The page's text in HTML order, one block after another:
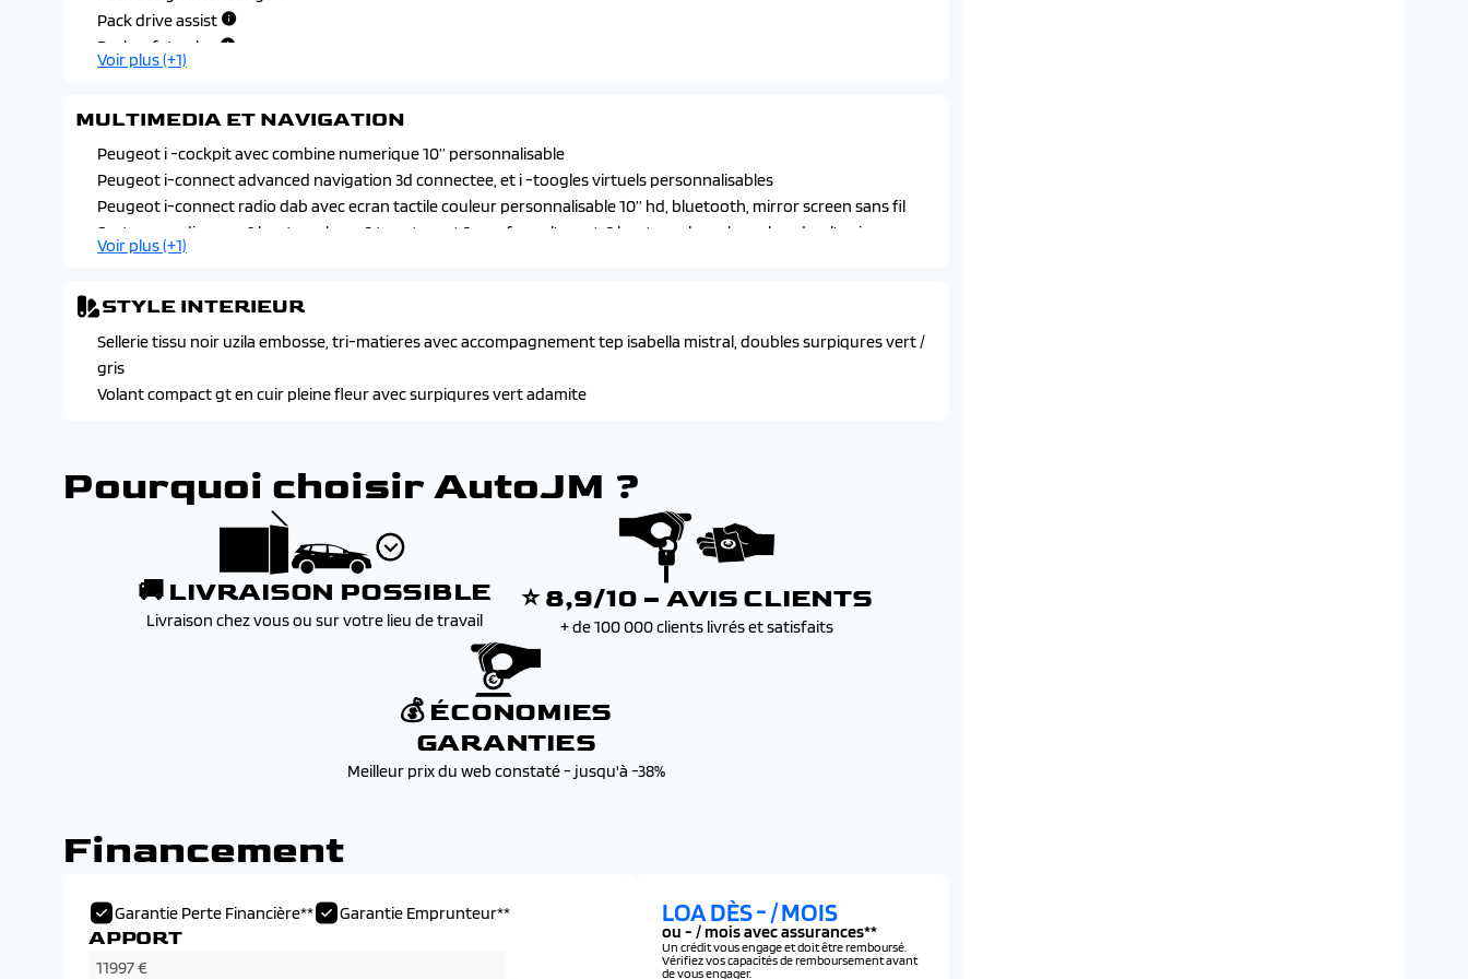
Pack drive assist
Pack safety plus
Voir plus (+1)
MULTIMEDIA ET NAVIGATION
Peugeot i -cockpit avec combine numerique 10’’ personnalisable
Peugeot i-connect advanced navigation 3d connectee, et i -toogles virtuels personnalisables
Peugeot i-connect radio dab avec ecran tactile couleur personnalisable 10’’ hd, bluetooth, mirror screen sans fil
Systeme audio avec 6 haut-parleurs 2 tweeters et 2 woofers a l’avant, 2 haut -parleurs large bande a l’arriere
Voir plus (+1)
STYLE INTERIEUR
Sellerie tissu noir uzila embosse, tri-matieres avec accompagnement tep isabella mistral, doubles surpiqures vert /
gris
Volant compact gt en cuir pleine fleur avec surpiqures vert adamite
Pourquoi choisir AutoJM ?
🚚 LIVRAISON POSSIBLE
Livraison chez vous ou sur votre lieu de travail
⭐ 8,9/10 – AVIS CLIENTS
+ de 100 000 clients livrés et satisfaits
💰 ÉCONOMIES
GARANTIES
Meilleur prix du web constaté - jusqu'à -38%
Financement
Garantie Perte Financière** Garantie Emprunteur**
APPORT
LOA DÈS-/ MOIS
ou- / mois avec assurances**
Un crédit vous engage et doit être remboursé.
Vérifiez vos capacités de remboursement avant
de vous engager.